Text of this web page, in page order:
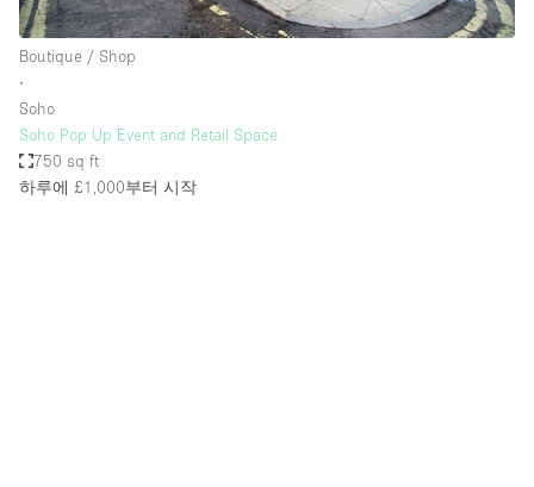
Boutique / Shop
∙
Soho
Soho Pop Up Event and Retail Space
750 sq ft
하루에 £1,000부터 시작